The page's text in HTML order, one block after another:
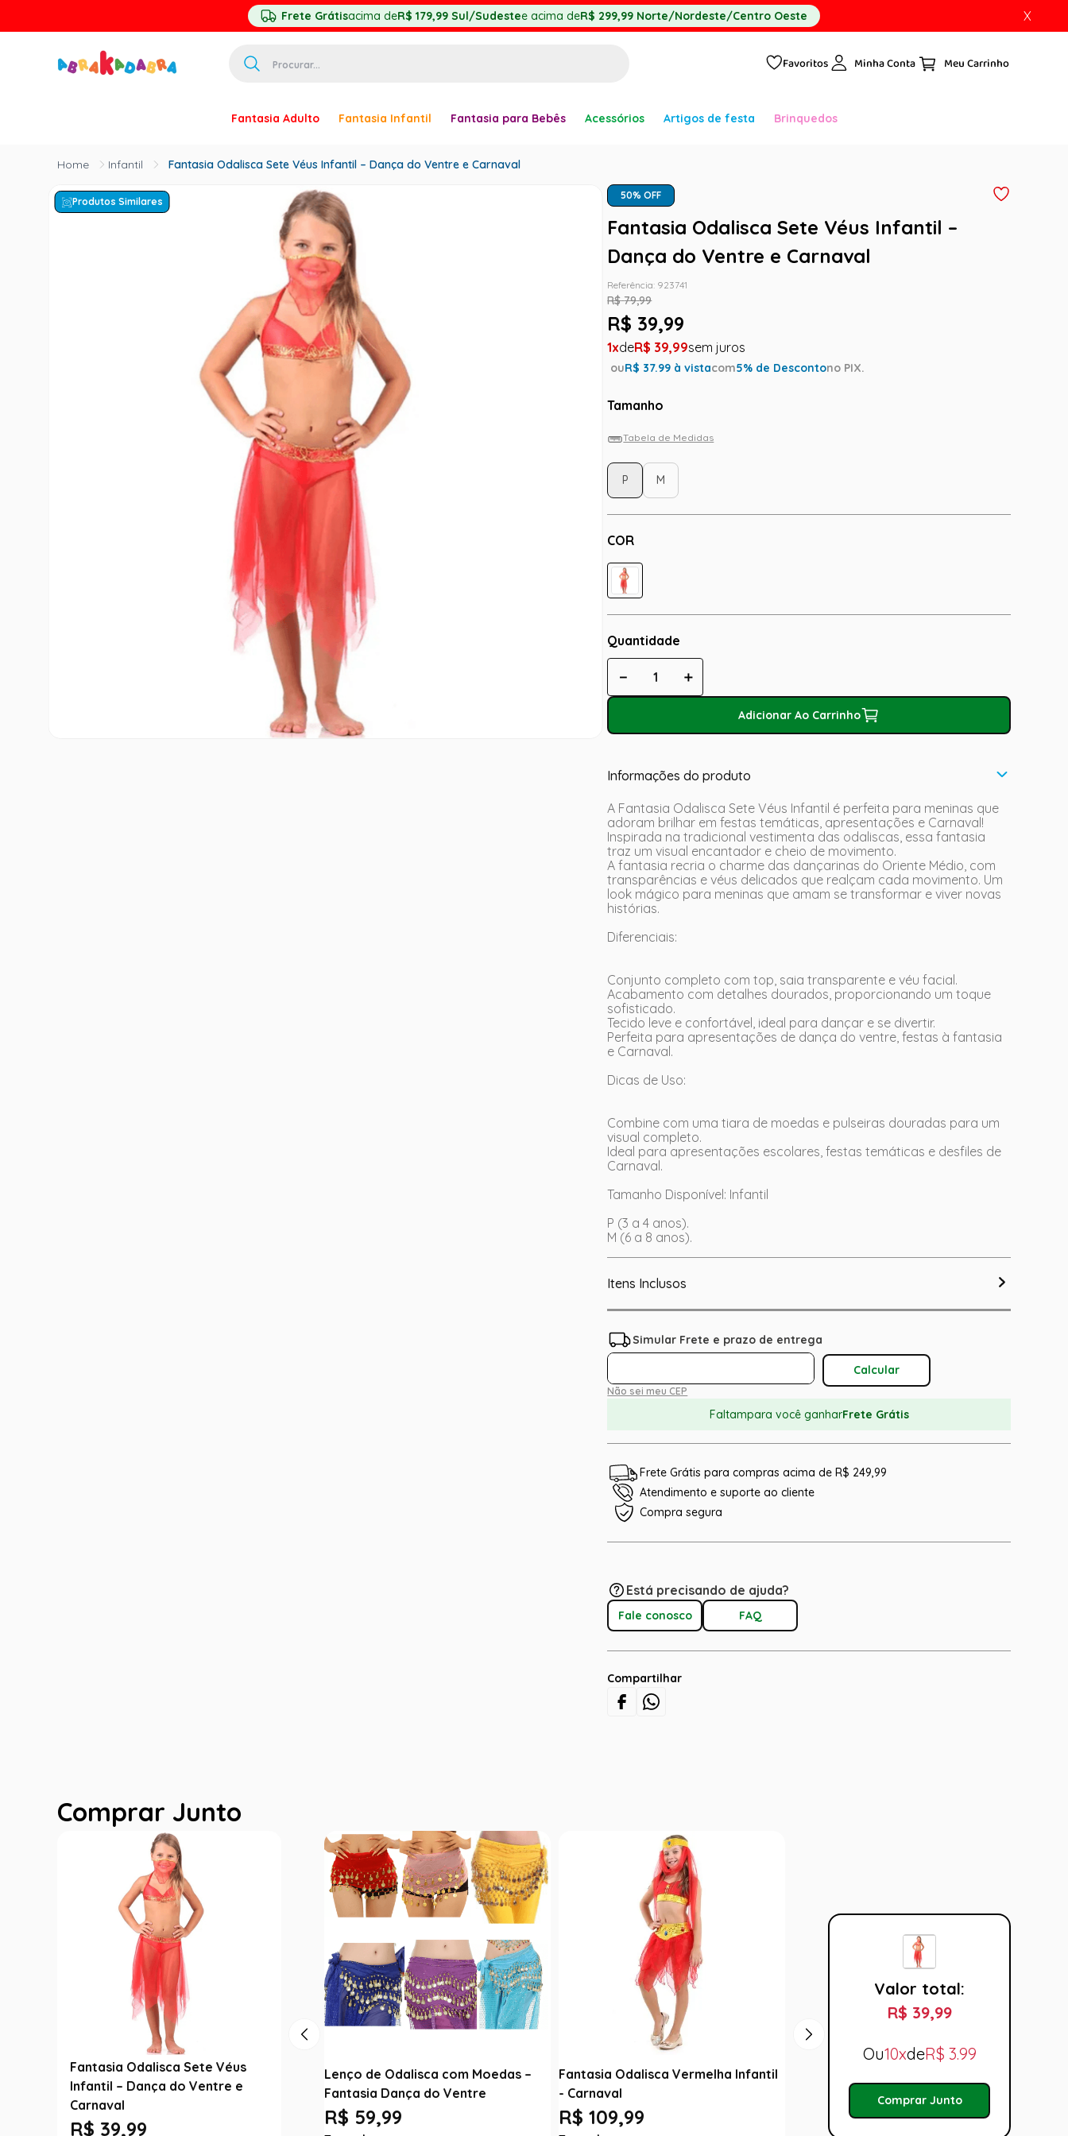
Frete Grátisacima deR$ 179,99 Sul/Sudestee acima deR$ 299,99 Norte/Nordeste/Centro Oeste X
Favoritos Minha Conta
Fantasia Adulto Fantasia Infantil Fantasia para Bebês Acessórios Artigos de festa Brinquedos
Infantil Fantasia Odalisca Sete Véus Infantil – Dança do Ventre e Carnaval
Produtos Similares
50% OFF
Fantasia Odalisca Sete Véus Infantil –
Dança do Ventre e Carnaval
Referência: 923741
R$ 79,99
R$ 39,99
1 R$ 39,99
ouR$ 37.99 à vistacom5% de Descontono PIX.
Tamanho
Tabela de Medidas
COR
P M
Quantidade
＋
－
Adicionar Ao Carrinho
Informações do produto
A Fantasia Odalisca Sete Véus Infantil é perfeita para meninas que
adoram brilhar em festas temáticas, apresentações e Carnaval!
Inspirada na tradicional vestimenta das odaliscas, essa fantasia
traz um visual encantador e cheio de movimento.
A fantasia recria o charme das dançarinas do Oriente Médio, com
transparências e véus delicados que realçam cada movimento. Um
look mágico para meninas que amam se transformar e viver novas
histórias.
Diferenciais:
Conjunto completo com top, saia transparente e véu facial.
Acabamento com detalhes dourados, proporcionando um toque
sofisticado.
Tecido leve e confortável, ideal para dançar e se divertir.
Perfeita para apresentações de dança do ventre, festas à fantasia
e Carnaval.
Dicas de Uso:
Combine com uma tiara de moedas e pulseiras douradas para um
visual completo.
Ideal para apresentações escolares, festas temáticas e desfiles de
Carnaval.
Tamanho Disponível: Infantil
P (3 a 4 anos).
M (6 a 8 anos).
Itens Inclusos
Não sei meu CEP
Calcular O Frete
Faltampara você ganharFrete Grátis
Frete Grátis para compras acima de R$ 249,99
Atendimento e suporte ao cliente
Compra segura
Está precisando de ajuda?
Fale conosco FAQ
Compartilhar
Comprar Junto
Fantasia Odalisca Sete Véus
Infantil – Dança do Ventre e
Carnaval
R$ 39,99
Lenço de Odalisca com Moedas –
Fantasia Dança do Ventre
R$ 59,99
Fantasia Odalisca Vermelha Infantil
- Carnaval
R$ 109,99
Valor total:
R$ 39,99
Ou10xdeR$ 3.99
Comprar Junto
princesa
4º
mascara
5º
paquita
6º
harry potter
7º
palhaço
8º
kpop
9º
branca neve